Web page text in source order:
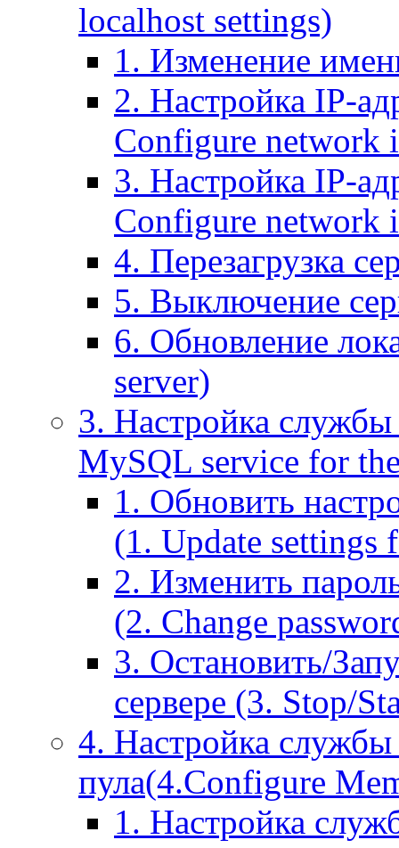
localhost settings)
1. Изменение
2. Настройка IP-
Configure network
3. Настройка IP-
Configure network
4. Перезагрузка
5. Выключение
6. Обновление
server)
3. Настройка
MySQL service for
1. Обновить
(1. Update settings
2. Изменить
(2. Change
3. Остановить/
сервере (3. Stop/
4. Настройка
пула(4.Configure
1. Настройка